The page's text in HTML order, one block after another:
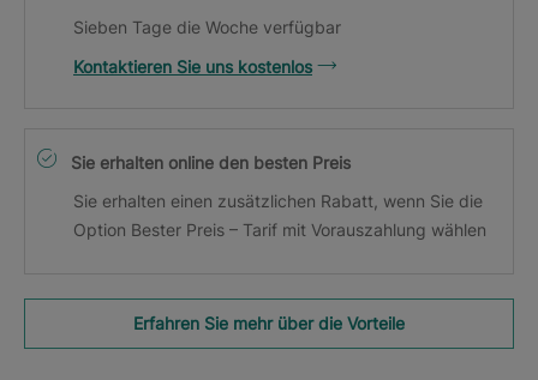
Sieben Tage die Woche verfügbar
Kontaktieren Sie uns kostenlos
Sie erhalten online den besten Preis
Sie erhalten einen zusätzlichen Rabatt, wenn Sie die
Option Bester Preis – Tarif mit Vorauszahlung wählen
Erfahren Sie mehr über die Vorteile